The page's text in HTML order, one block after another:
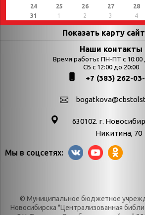
24
25 26 27 28
31
1 2 3 4
Показать карту
Страницы
Календарь
Богатков
Новости
Наши контакты
Время работы: ПН-ПТ с 10:00
СБ с 12:00 до 20:00
+7 (383) 262-
630102. г.
Никитина, 70
Мы в соцсетях:
© Муниципальное бюджетное
Новосибирска "Централизованная